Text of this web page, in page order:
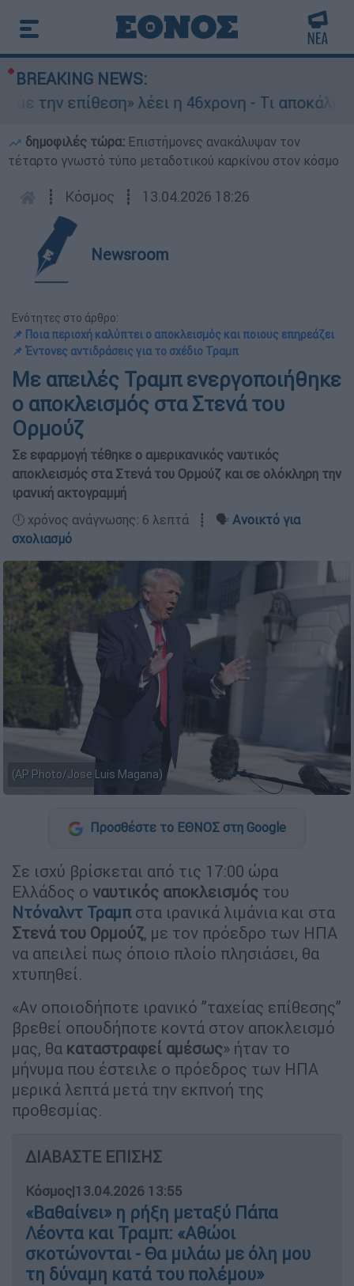
BREAKING NEWS:
λέει η 46χρονη - Τι αποκάλυψε
δημοφιλές τώρα: Επιστήμονες ανακάλυψαν τον
τέταρτο γνωστό τύπο μεταδοτικού καρκίνου στον κόσμο
┋ Κόσμος ┋ 13.04.2026 18:26
Newsroom
Ενότητες στο άρθρο:
📌 Ποια περιοχή καλύπτει ο αποκλεισμός και ποιους επηρεάζει
📌 Έντονες αντιδράσεις για το σχέδιο Τραμπ
Με απειλές Τραμπ ενεργοποιήθηκε
ο αποκλεισμός στα Στενά του
Ορμούζ
Σε εφαρμογή τέθηκε ο αμερικανικός ναυτικός
αποκλεισμός στα Στενά του Ορμούζ και σε ολόκληρη την
ιρανική ακτογραμμή
🕛 χρόνος ανάγνωσης: 6 λεπτά ┋ 🗣️ Ανοικτό για
σχολιασμό
(AP Photo/Jose Luis Magana)
Προσθέστε το ΕΘΝΟΣ στη Google
Σε ισχύ βρίσκεται από τις 17:00 ώρα
Ελλάδος ο ναυτικός αποκλεισμός του
Ντόναλντ Τραμπστα ιρανικά λιμάνια και στα
Στενά του Ορμούζ, με τον πρόεδρο των ΗΠΑ
να απειλεί πως όποιο πλοίο πλησιάσει, θα
χτυπηθεί.
«Αν οποιοδήποτε ιρανικό ”ταχείας επίθεσης”
βρεθεί οπουδήποτε κοντά στον αποκλεισμό
μας, θα καταστραφεί αμέσως» ήταν το
μήνυμα που έστειλε ο πρόεδρος των ΗΠΑ
μερικά λεπτά μετά την εκπνοή της
προθεσμίας.
ΔΙΑΒΑΣΤΕ ΕΠΙΣΗΣ
Κόσμος|13.04.2026 13:55
«Βαθαίνει» η ρήξη μεταξύ Πάπα
Λέοντα και Τραμπ: «Αθώοι
σκοτώνονται - Θα μιλάω με όλη μου
τη δύναμη κατά του πολέμου»